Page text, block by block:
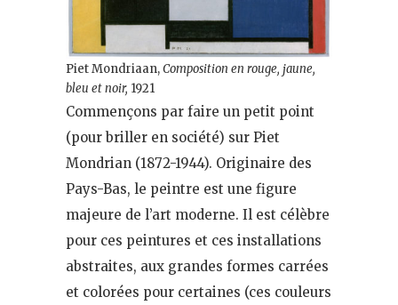
Piet Mondriaan,Composition en rouge, jaune,
bleu et noir, 1921
Commençons par faire un petit point
(pour briller en société) sur Piet
Mondrian (1872-1944). Originaire des
Pays-Bas, le peintre est une figure
majeure de l’art moderne. Il est célèbre
pour ces peintures et ces installations
abstraites, aux grandes formes carrées
et colorées pour certaines (ces couleurs